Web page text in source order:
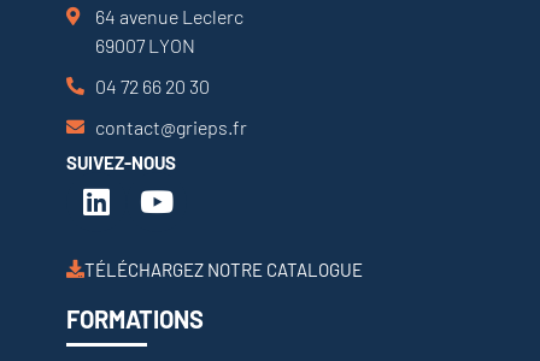
64 avenue Leclerc
69007 LYON
04 72 66 20 30
contact@grieps.fr
SUIVEZ-NOUS
TÉLÉCHARGEZ NOTRE CATALOGUE
FORMATIONS